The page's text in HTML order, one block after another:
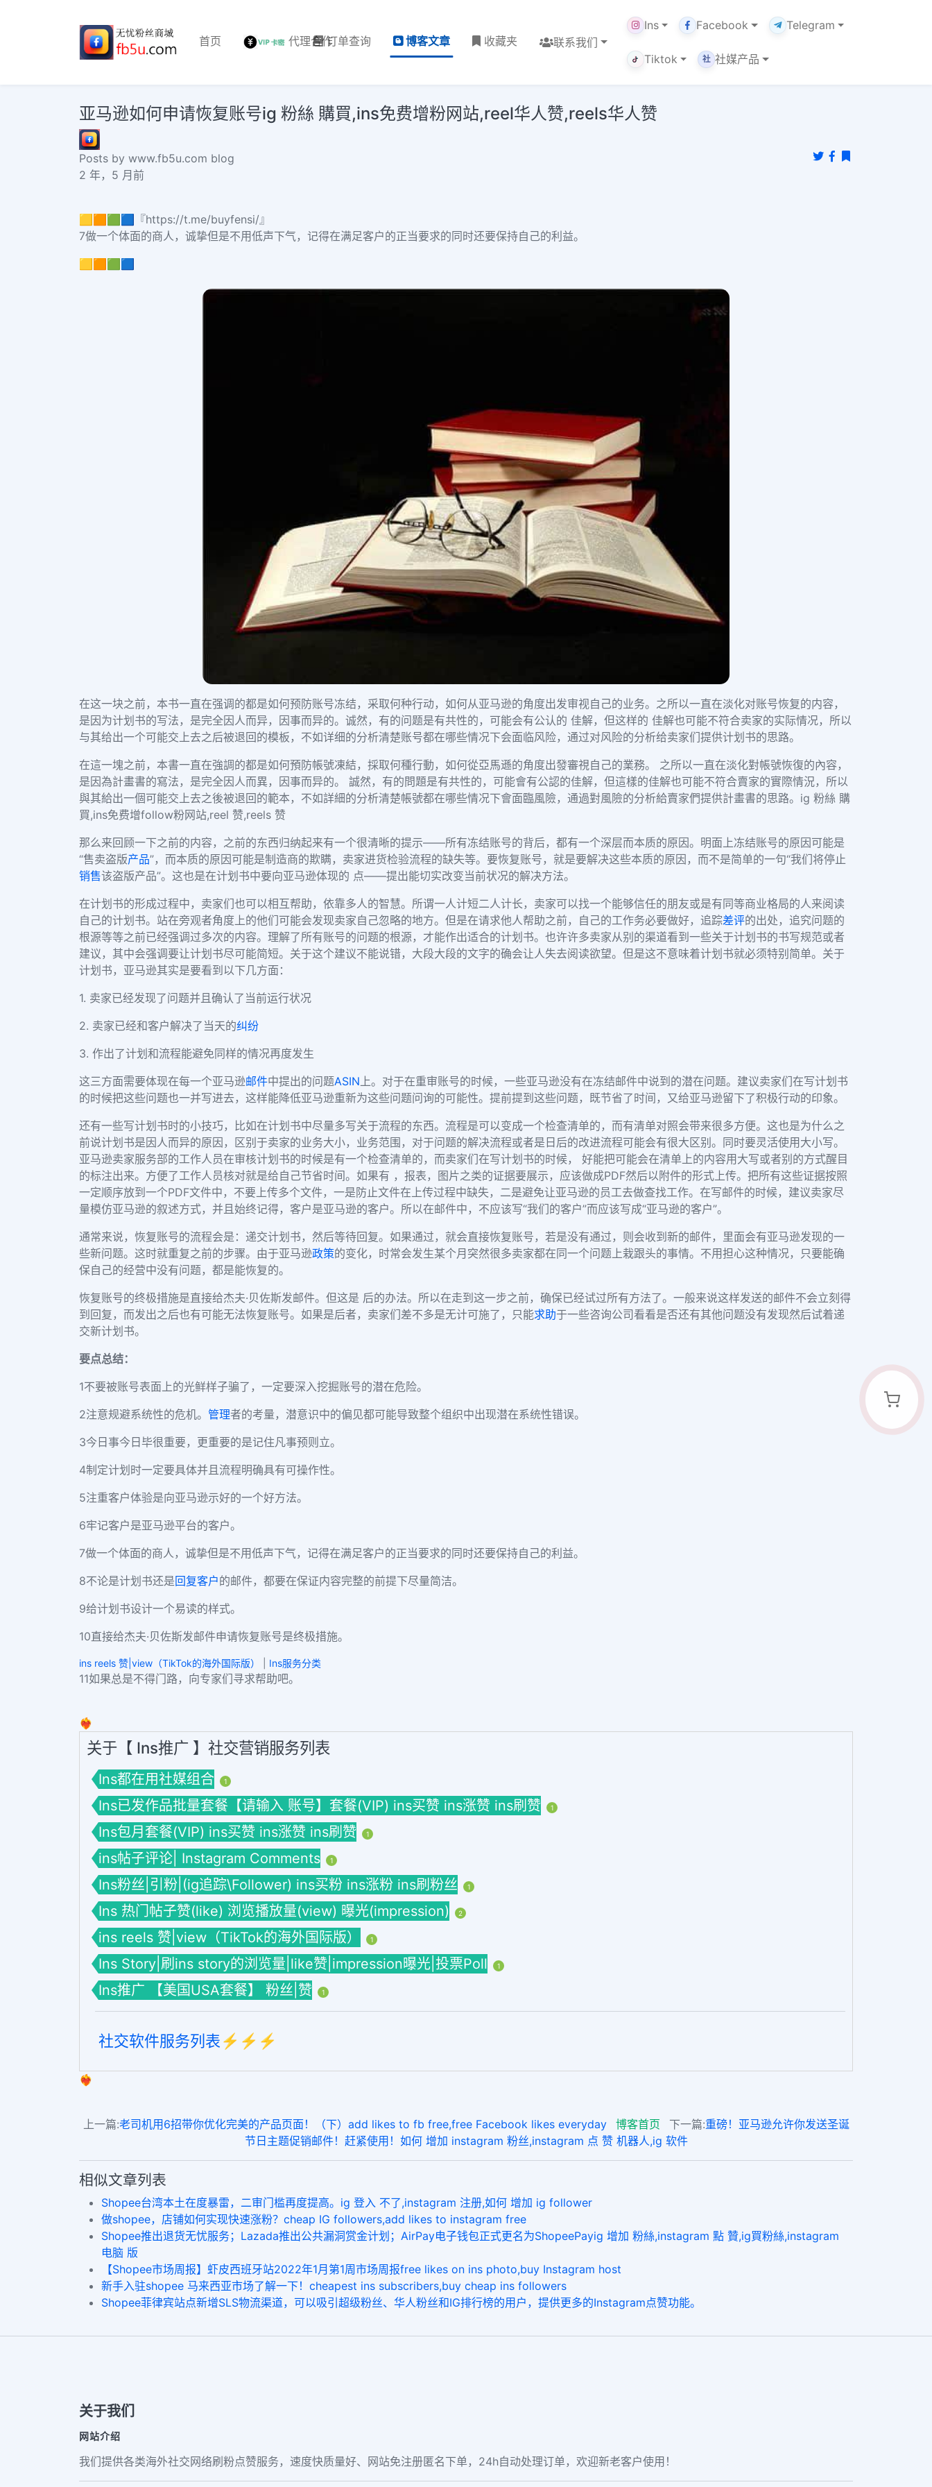
首页 代理合作订单查询 博客文章 收藏夹 联系我们
Ins Facebook Telegram
Tiktok 社 社媒产品
亚马逊如何申请恢复账号ig 粉絲 購買,ins免费增粉网站,reel华人赞,reels华人赞
Posts by www.fb5u.com blog
2 年，5 月前
🟨🟧🟩🟦『https://t.me/buyfensi/』
7做一个体面的商人，诚挚但是不用低声下气，记得在满足客户的正当要求的同时还要保持自己的利益。
🟨🟧🟩🟦
在这一块之前，本书一直在强调的都是如何预防账号冻结，采取何种行动，如何从亚马逊的角度出发审视自己的业务。之所以一直在淡化对账号恢复的内容，
是因为计划书的写法，是完全因人而异，因事而异的。诚然，有的问题是有共性的，可能会有公认的 佳解，但这样的 佳解也可能不符合卖家的实际情况，所以
与其给出一个可能交上去之后被退回的模板，不如详细的分析清楚账号都在哪些情况下会面临风险，通过对风险的分析给卖家们提供计划书的思路。
在這一塊之前，本書一直在強調的都是如何預防帳號凍結，採取何種行動，如何從亞馬遜的角度出發審視自己的業務。 之所以一直在淡化對帳號恢復的內容，
是因為計畫書的寫法，是完全因人而異，因事而异的。 誠然，有的問題是有共性的，可能會有公認的佳解，但這樣的佳解也可能不符合賣家的實際情況，所以
與其給出一個可能交上去之後被退回的範本，不如詳細的分析清楚帳號都在哪些情况下會面臨風險，通過對風險的分析給賣家們提供計畫書的思路。ig 粉絲 購
買,ins免费增follow粉网站,reel 赞,reels 赞
那么来回顾一下之前的内容，之前的东西归纳起来有一个很清晰的提示——所有冻结账号的背后，都有一个深层而本质的原因。明面上冻结账号的原因可能是
“售卖盗版产品”，而本质的原因可能是制造商的欺瞒，卖家进货检验流程的缺失等。要恢复账号，就是要解决这些本质的原因，而不是简单的一句“我们将停止
销售该盗版产品”。这也是在计划书中要向亚马逊体现的 点——提出能切实改变当前状况的解决方法。
在计划书的形成过程中，卖家们也可以相互帮助，依靠多人的智慧。所谓一人计短二人计长，卖家可以找一个能够信任的朋友或是有同等商业格局的人来阅读
自己的计划书。站在旁观者角度上的他们可能会发现卖家自己忽略的地方。但是在请求他人帮助之前，自己的工作务必要做好，追踪差评的出处，追究问题的
根源等等之前已经强调过多次的内容。理解了所有账号的问题的根源，才能作出适合的计划书。也许许多卖家从别的渠道看到一些关于计划书的书写规范或者
建议，其中会强调要让计划书尽可能简短。关于这个建议不能说错，大段大段的文字的确会让人失去阅读欲望。但是这不意味着计划书就必须特别简单。关于
计划书，亚马逊其实是要看到以下几方面：
1. 卖家已经发现了问题并且确认了当前运行状况
2. 卖家已经和客户解决了当天的纠纷
3. 作出了计划和流程能避免同样的情况再度发生
这三方面需要体现在每一个亚马逊邮件中提出的问题ASIN 上。对于在重审账号的时候，一些亚马逊没有在冻结邮件中说到的潜在问题。建议卖家们在写计划书
的时候把这些问题也一并写进去，这样能降低亚马逊重新为这些问题问询的可能性。提前提到这些问题，既节省了时间，又给亚马逊留下了积极行动的印象。
还有一些写计划书时的小技巧，比如在计划书中尽量多写关于流程的东西。流程是可以变成一个检查清单的，而有清单对照会带来很多方便。这也是为什么之
前说计划书是因人而异的原因，区别于卖家的业务大小，业务范围，对于问题的解决流程或者是日后的改进流程可能会有很大区别。同时要灵活使用大小写。
亚马逊卖家服务部的工作人员在审核计划书的时候是有一个检查清单的，而卖家们在写计划书的时候， 好能把可能会在清单上的内容用大写或者别的方式醒目
的标注出来。方便了工作人员核对就是给自己节省时间。如果有 ，报表，图片之类的证据要展示，应该做成PDF然后以附件的形式上传。把所有这些证据按照
一定顺序放到一个PDF文件中，不要上传多个文件，一是防止文件在上传过程中缺失，二是避免让亚马逊的员工去做查找工作。在写邮件的时候，建议卖家尽
量模仿亚马逊的叙述方式，并且始终记得，客户是亚马逊的客户。所以在邮件中，不应该写“我们的客户”而应该写成“亚马逊的客户”。
通常来说，恢复账号的流程会是：递交计划书，然后等待回复。如果通过，就会直接恢复账号，若是没有通过，则会收到新的邮件，里面会有亚马逊发现的一
些新问题。这时就重复之前的步骤。由于亚马逊政策的变化，时常会发生某个月突然很多卖家都在同一个问题上栽跟头的事情。不用担心这种情况，只要能确
保自己的经营中没有问题，都是能恢复的。
恢复账号的终极措施是直接给杰夫·贝佐斯发邮件。但这是 后的办法。所以在走到这一步之前，确保已经试过所有方法了。一般来说这样发送的邮件不会立刻得
到回复，而发出之后也有可能无法恢复账号。如果是后者，卖家们差不多是无计可施了，只能求助于一些咨询公司看看是否还有其他问题没有发现然后试着递
交新计划书。
要点总结：
1不要被账号表面上的光鲜样子骗了，一定要深入挖掘账号的潜在危险。
2注意规避系统性的危机。 管理者的考量，潜意识中的偏见都可能导致整个组织中出现潜在系统性错误。
3今日事今日毕很重要，更重要的是记住凡事预则立。
4制定计划时一定要具体并且流程明确具有可操作性。
5注重客户体验是向亚马逊示好的一个好方法。
6牢记客户是亚马逊平台的客户。
7做一个体面的商人，诚挚但是不用低声下气，记得在满足客户的正当要求的同时还要保持自己的利益。
8不论是计划书还是回复客户的邮件，都要在保证内容完整的前提下尽量简洁。
9给计划书设计一个易读的样式。
10直接给杰夫·贝佐斯发邮件申请恢复账号是终极措施。
ins reels 赞|view（TikTok的海外国际版） Ins服务分类
11如果总是不得门路，向专家们寻求帮助吧。
❤️‍🔥
关于【 Ins推广 】社交营销服务列表
Ins都在用社媒组合 1
Ins已发作品批量套餐【请输入 账号】套餐(VIP) ins买赞 ins涨赞 ins刷赞 1
Ins包月套餐(VIP) ins买赞 ins涨赞 ins刷赞 1
ins帖子评论| Instagram Comments 1
Ins粉丝|引粉|(ig追踪\Follower) ins买粉 ins涨粉 ins刷粉丝 1
Ins 热门帖子赞(like) 浏览播放量(view) 曝光(impression) 2
ins reels 赞|view（TikTok的海外国际版） 1
Ins Story|刷ins story的浏览量|like赞|impression曝光|投票Poll 1
Ins推广 【美国USA套餐】 粉丝|赞 1
社交软件服务列表⚡️⚡️⚡️
❤️‍🔥
上一篇:老司机用6招带你优化完美的产品页面！（下）add likes to fb free,free Facebook likes everyday 博客首页 下一篇:重磅！亚马逊允许你发送圣诞
节日主题促销邮件！赶紧使用！如何 增加 instagram 粉丝,instagram 点 赞 机器人,ig 软件
相似文章列表
Shopee台湾本土在度暴雷，二审门槛再度提高。ig 登入 不了,instagram 注册,如何 增加 ig follower
做shopee，店铺如何实现快速涨粉？​cheap IG followers,add likes to instagram free
Shopee推出退货无忧服务；Lazada推出公共漏洞赏金计划；AirPay电子钱包正式更名为ShopeePayig 增加 粉絲,instagram 點 贊,ig買粉絲,instagram
电脑 版
【Shopee市场周报】虾皮西班牙站2022年1月第1周市场周报free likes on ins photo,buy Instagram host
新手入驻shopee 马来西亚市场了解一下！cheapest ins subscribers,buy cheap ins followers
Shopee菲律宾站点新增SLS物流渠道，可以吸引超级粉丝、华人粉丝和IG排行榜的用户，提供更多的Instagram点赞功能。
关于我们
网站介绍
我们提供各类海外社交网络刷粉点赞服务，速度快质量好、网站免注册匿名下单，24h自动处理订单，欢迎新老客户使用！